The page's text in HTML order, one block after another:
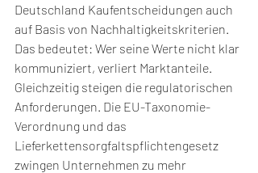
Deutschland Kaufentscheidungen auch
auf Basis von Nachhaltigkeitskriterien.
Das bedeutet: Wer seine Werte nicht klar
kommuniziert, verliert Marktanteile.
Gleichzeitig steigen die regulatorischen
Anforderungen. Die EU-Taxonomie-
Verordnung und das
Lieferkettensorgfaltspflichtengesetz
zwingen Unternehmen zu mehr